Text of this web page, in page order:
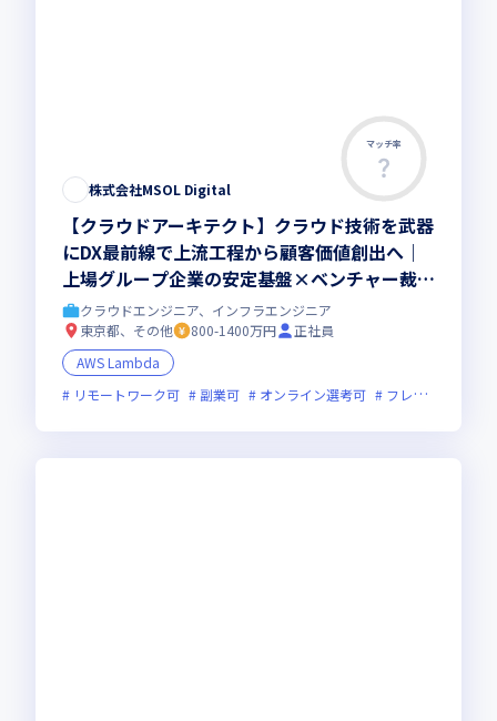
マッチ率
株式会社MSOL Digital
【クラウドアーキテクト】クラウド技術を武器
にDX最前線で上流工程から顧客価値創出へ｜
上場グループ企業の安定基盤×ベンチャー裁量
でスピード成長を実現
クラウドエンジニア、インフラエンジニア
東京都、その他
800-1400万円
正社員
AWS Lambda
リモートワーク可
副業可 オンライン選考可 フレックス制度あり